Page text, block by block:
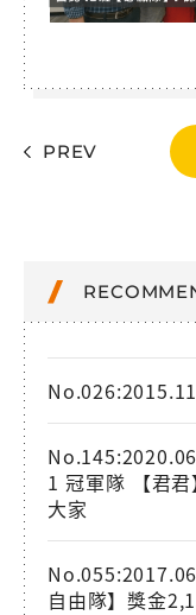
PREV
1 冠軍隊 【君
大家
自由隊】獎金